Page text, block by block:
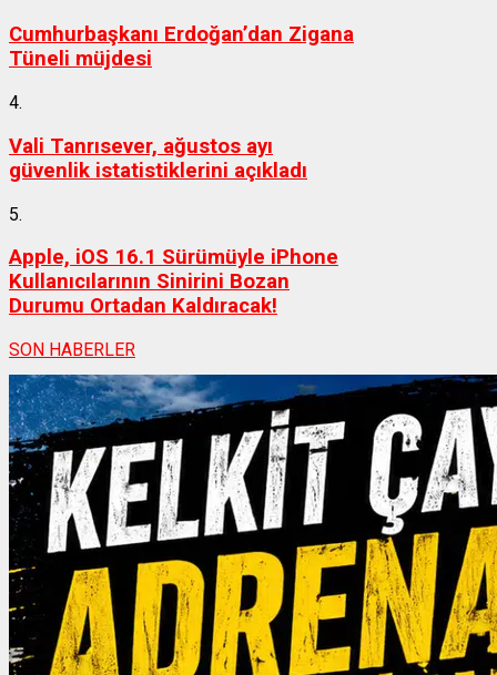
Cumhurbaşkanı Erdoğan’dan Zigana
Tüneli müjdesi
4.
Vali Tanrısever, ağustos ayı
güvenlik istatistiklerini açıkladı
5.
Apple, iOS 16.1 Sürümüyle iPhone
Kullanıcılarının Sinirini Bozan
Durumu Ortadan Kaldıracak!
SON HABERLER